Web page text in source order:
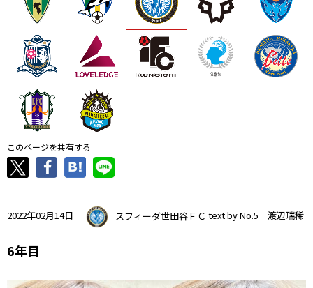
このページを共有する
2022年02月14日 スフィーダ世田谷ＦＣ text by No.5 渡辺瑞稀
6年目